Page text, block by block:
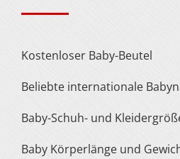
Kostenloser Baby-Beutel
Beliebte internationale
Baby-Schuh- und
Baby Körperlänge und